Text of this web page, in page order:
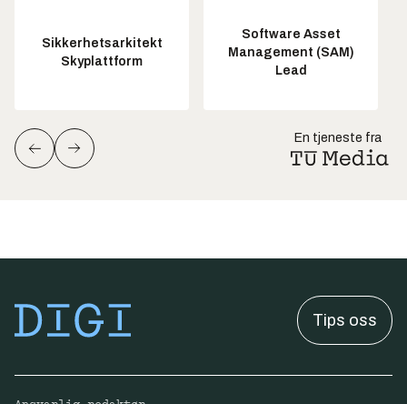
Sikkerhetsarkitekt
Skyplattform
Software Asset
Management (SAM)
Lead
En tjeneste fra
Tips oss